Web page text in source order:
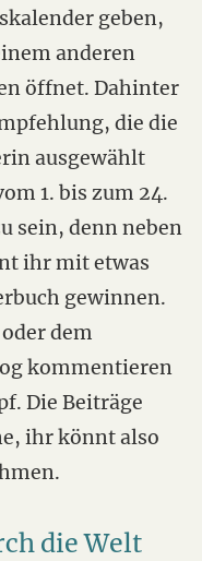
geben,
anderen
öffnet. Dahinter
die die
ausgewählt
1. bis zum 24.
sein, denn neben
ihr mit etwas
gewinnen.
dem
kommentieren
Die Beiträge
ihr könnt also
die Welt